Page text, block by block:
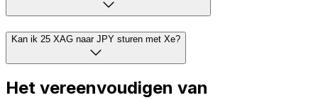
Kan ik 25 XAG naar JPY sturen met Xe?
Het vereenvoudigen van